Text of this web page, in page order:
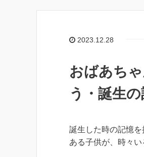
2023.12.28
おばあち
う・誕生
誕生した時の記憶
ある子供が、時々